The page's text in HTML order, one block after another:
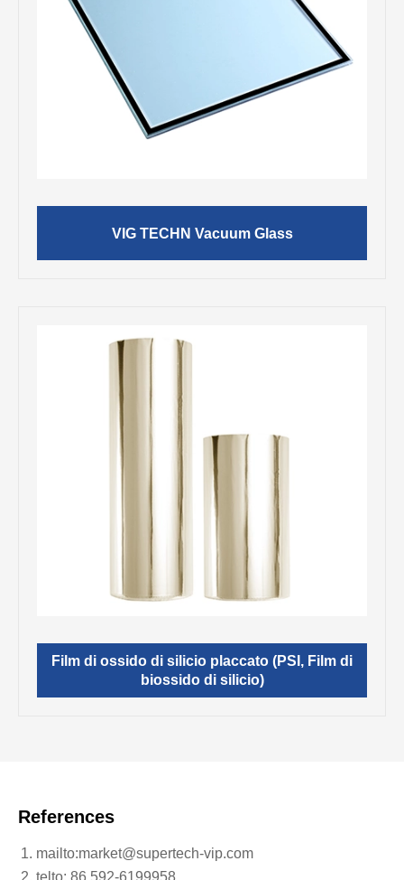
VIG TECHN Vacuum Glass
Film di ossido di silicio placcato (PSI, Film di
biossido di silicio)
References
mailto:market@supertech-vip.com